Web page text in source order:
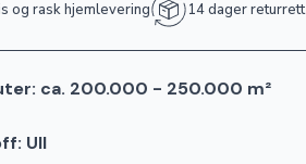
og rask hjemlevering 14 dager returrett
ca. 200.000 - 250.000 m²
Ull